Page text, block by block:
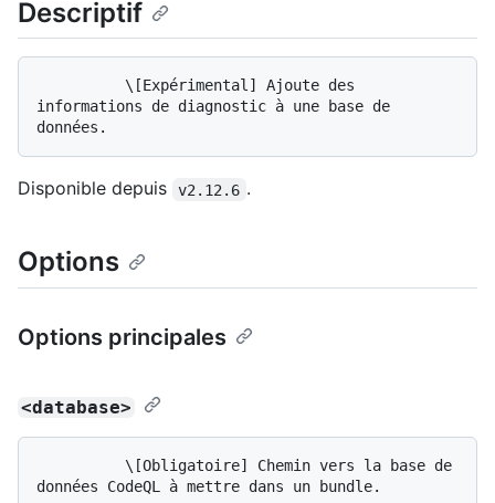
Descriptif
informations de diagnostic à une base de
Disponible depuis v2.12.6 .
Options
Options principales
<database>